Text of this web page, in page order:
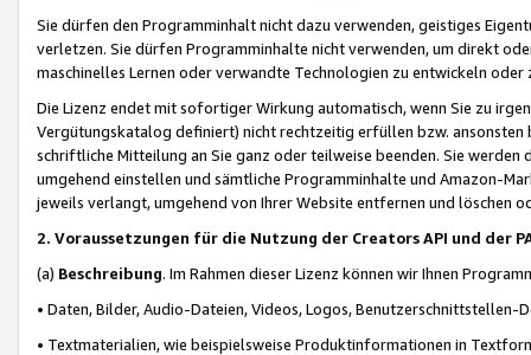
Sie dürfen den Programminhalt nicht dazu verwenden, geistiges
verletzen. Sie dürfen Programminhalte nicht verwenden, um direkt
maschinelles Lernen oder verwandte Technologien zu entwickeln
Die Lizenz endet mit sofortiger Wirkung automatisch, wenn Sie zu
Vergütungskatalog definiert) nicht rechtzeitig erfüllen bzw. ansonsten
schriftliche Mitteilung an Sie ganz oder teilweise beenden. Sie werden
umgehend einstellen und sämtliche Programminhalte und Amazon-
jeweils verlangt, umgehend von Ihrer Website entfernen und löschen
2. Voraussetzungen für die Nutzung der Creators API und der
(a) Beschreibung. Im Rahmen dieser Lizenz können wir Ihnen
• Daten, Bilder, Audio-Dateien, Videos, Logos, Benutzerschnittstellen-
• Textmaterialien, wie beispielsweise Produktinformationen in